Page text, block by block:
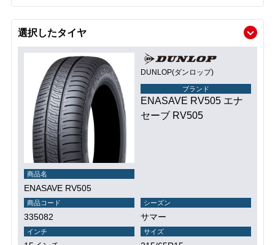
選択したタイヤ
DUNLOP(ダンロップ)
ブランド
ENASAVE RV505 エナ
セーブ RV505
商品名
ENASAVE RV505
商品コード
335082
シーズン
サマー
インチ サイズ